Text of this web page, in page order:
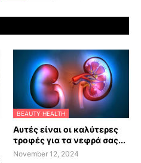
BEAUTY HEALTH
Αυτές είναι οι καλύτερες
τροφές για τα νεφρά σας...
November 12, 2024